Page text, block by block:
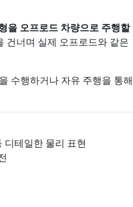
을 오프로드 차량으로 주행할
건너며 실제 오프로드와 같은
수행하거나 자유 주행을 통해
디테일한 물리 표현